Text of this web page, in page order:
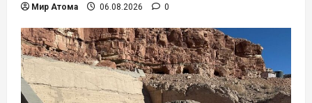
Мир Атома 06.08.2026 0